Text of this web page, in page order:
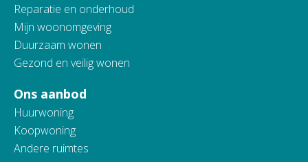
Reparatie en onderhoud
Mijn woonomgeving
Duurzaam wonen
Gezond en veilig wonen
Ons aanbod
Huurwoning
Koopwoning
Andere ruimtes